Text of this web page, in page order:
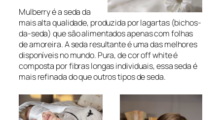
Mulberry é a seda da
mais alta qualidade, produzida por lagartas (bichos-
da-seda) que são alimentados apenas com folhas
de amoreira. A seda resultante é uma das melhores
disponíveis no mundo. Pura, de cor off white é
composta por fibras longas individuais, essa seda é
mais refinada do que outros tipos de seda.